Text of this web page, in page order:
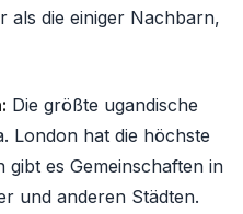
als die einiger Nachbarn,
Die größte ugandische
London hat die höchste
gibt es Gemeinschaften in
und anderen Städten.